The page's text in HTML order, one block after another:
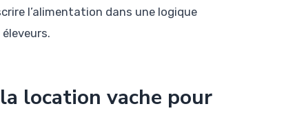
l’alimentation dans une logique
location vache pour